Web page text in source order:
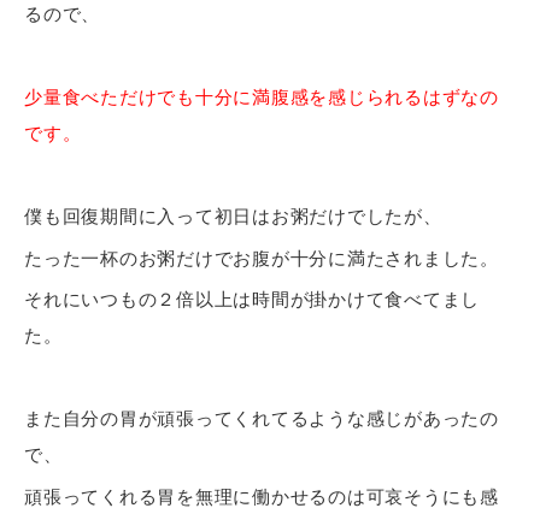
るので、
少量食べただけでも十分に満腹感を感じられるはずなの
です。
僕も回復期間に入って初日はお粥だけでしたが、
たった一杯のお粥だけでお腹が十分に満たされました。
それにいつもの２倍以上は時間が掛かけて食べてまし
た。
また自分の胃が頑張ってくれてるような感じがあったの
で、
頑張ってくれる胃を無理に働かせるのは可哀そうにも感